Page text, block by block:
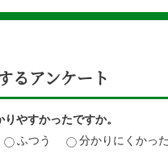
るアンケート
やすかったですか。
ふつう 分かりにくかった